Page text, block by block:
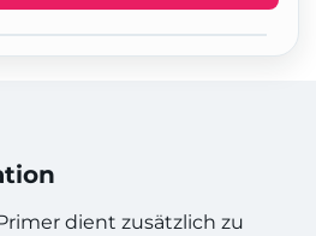
dient zusätzlich zu